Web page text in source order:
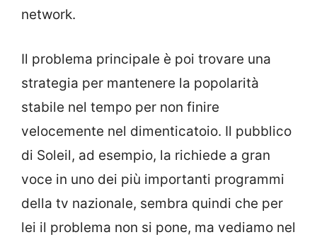
network.
Il problema principale è poi trovare una
strategia per mantenere la popolarità
stabile nel tempo per non finire
velocemente nel dimenticatoio. Il pubblico
di Soleil, ad esempio, la richiede a gran
voce in uno dei più importanti programmi
della tv nazionale, sembra quindi che per
lei il problema non si pone, ma vediamo nel